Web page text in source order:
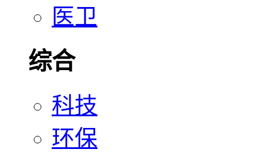
医卫
综合
科技
环保